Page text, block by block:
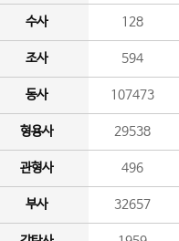
수사 128
조사 594
동사 107473
형용사 29538
관형사 496
부사 32657